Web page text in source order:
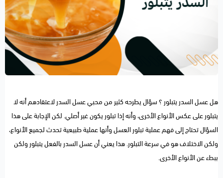
هل عسل السدر يتبلور ؟ سؤال يطرحه كثير من محبي عسل السدر لاعتقادهم أنه لا
يتبلور على عكس الأنواع الأخرى، وأنه إذا تبلور يكون غير أصلي. لكن الإجابة على هذا
السؤال تحتاج إلى فهم عملية تبلور العسل وأنها عملية طبيعية تحدث لجميع الأنواع،
ولكن الاختلاف هو في سرعة التبلور. هذا يعني أن عسل السدر بالفعل يتبلور ولكن
ببطء عن الأنواع الأخرى.